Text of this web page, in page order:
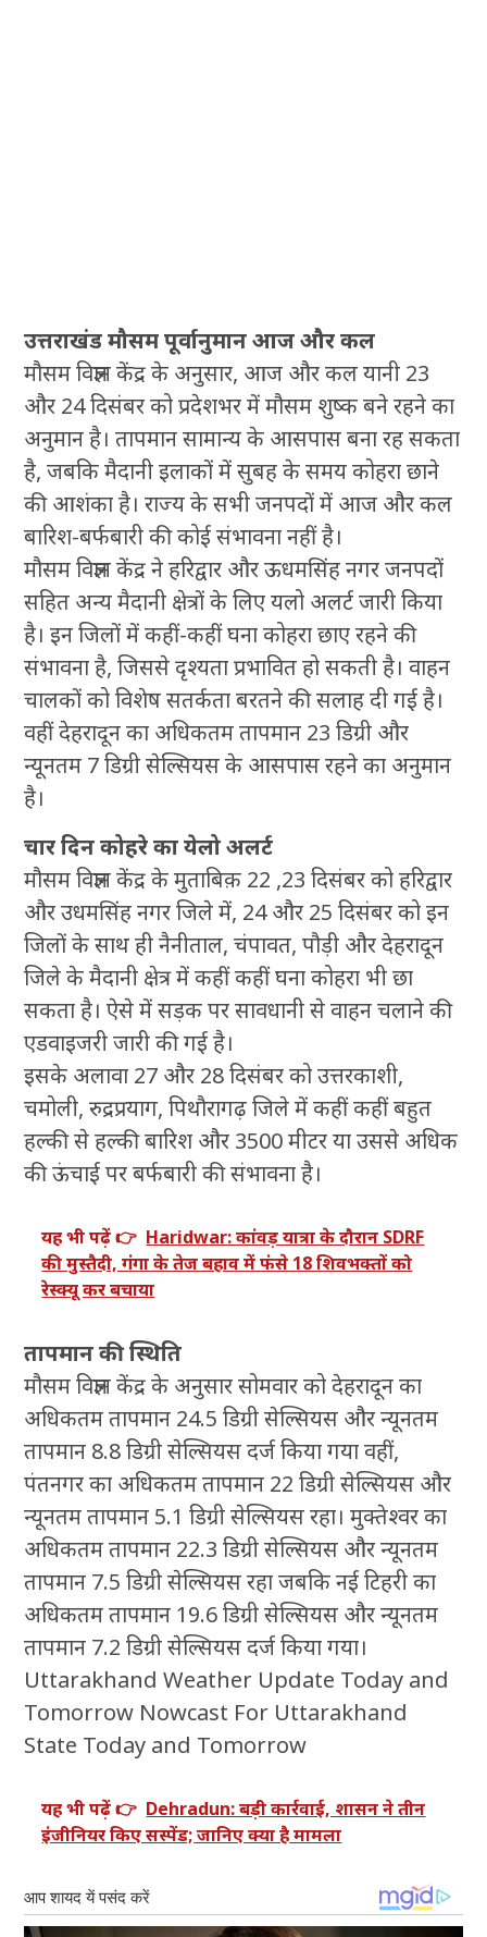
उत्तराखंड मौसम पूर्वानुमान आज और कल
मौसम विज्ञान केंद्र के अनुसार, आज और कल यानी 23
और 24 दिसंबर को प्रदेशभर में मौसम शुष्क बने रहने का
अनुमान है। तापमान सामान्य के आसपास बना रह सकता
है, जबकि मैदानी इलाकों में सुबह के समय कोहरा छाने
की आशंका है। राज्य के सभी जनपदों में आज और कल
बारिश-बर्फबारी की कोई संभावना नहीं है।
मौसम विज्ञान केंद्र ने हरिद्वार और ऊधमसिंह नगर जनपदों
सहित अन्य मैदानी क्षेत्रों के लिए यलो अलर्ट जारी किया
है। इन जिलों में कहीं-कहीं घना कोहरा छाए रहने की
संभावना है, जिससे दृश्यता प्रभावित हो सकती है। वाहन
चालकों को विशेष सतर्कता बरतने की सलाह दी गई है।
वहीं देहरादून का अधिकतम तापमान 23 डिग्री और
न्यूनतम 7 डिग्री सेल्सियस के आसपास रहने का अनुमान
है।
चार दिन कोहरे का येलो अलर्ट
मौसम विज्ञान केंद्र के मुताबिक़ 22 ,23 दिसंबर को हरिद्वार
और उधमसिंह नगर जिले में, 24 और 25 दिसंबर को इन
जिलों के साथ ही नैनीताल, चंपावत, पौड़ी और देहरादून
जिले के मैदानी क्षेत्र में कहीं कहीं घना कोहरा भी छा
सकता है। ऐसे में सड़क पर सावधानी से वाहन चलाने की
एडवाइजरी जारी की गई है।
इसके अलावा 27 और 28 दिसंबर को उत्तरकाशी,
चमोली, रुद्रप्रयाग, पिथौरागढ़ जिले में कहीं कहीं बहुत
हल्की से हल्की बारिश और 3500 मीटर या उससे अधिक
की ऊंचाई पर बर्फबारी की संभावना है।
यह भी पढ़ें 👉 Haridwar: कांवड़ यात्रा के दौरान SDRF
की मुस्तैदी, गंगा के तेज बहाव में फंसे 18 शिवभक्तों को
रेस्क्यू कर बचाया
तापमान की स्थिति
मौसम विज्ञान केंद्र के अनुसार सोमवार को देहरादून का
अधिकतम तापमान 24.5 डिग्री सेल्सियस और न्यूनतम
तापमान 8.8 डिग्री सेल्सियस दर्ज किया गया वहीं,
पंतनगर का अधिकतम तापमान 22 डिग्री सेल्सियस और
न्यूनतम तापमान 5.1 डिग्री सेल्सियस रहा। मुक्तेश्वर का
अधिकतम तापमान 22.3 डिग्री सेल्सियस और न्यूनतम
तापमान 7.5 डिग्री सेल्सियस रहा जबकि नई टिहरी का
अधिकतम तापमान 19.6 डिग्री सेल्सियस और न्यूनतम
तापमान 7.2 डिग्री सेल्सियस दर्ज किया गया।
Uttarakhand Weather Update Today and
Tomorrow Nowcast For Uttarakhand
State Today and Tomorrow
यह भी पढ़ें 👉 Dehradun: बड़ी कार्रवाई, शासन ने तीन
इंजीनियर किए सस्पेंड; जानिए क्या है मामला